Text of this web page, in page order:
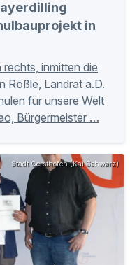
in
inmitten die
Rößle, Landrat a.D.
für unsere Welt
Bürgermeister …
Stadt Gersthofen (Kai Schwarz)